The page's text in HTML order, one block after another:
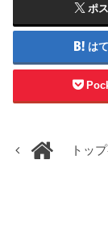
ポ
は
トッ